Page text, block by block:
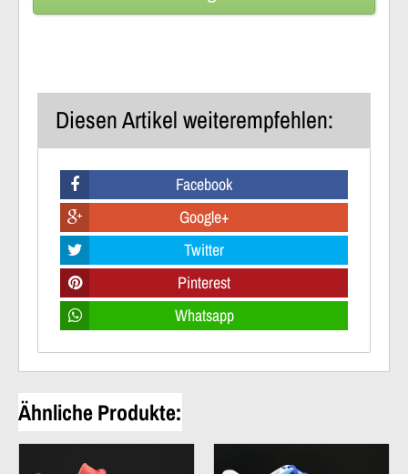
Diesen Artikel weiterempfehlen:
Facebook
Google+
Twitter
Pinterest
Whatsapp
Ähnliche Produkte: